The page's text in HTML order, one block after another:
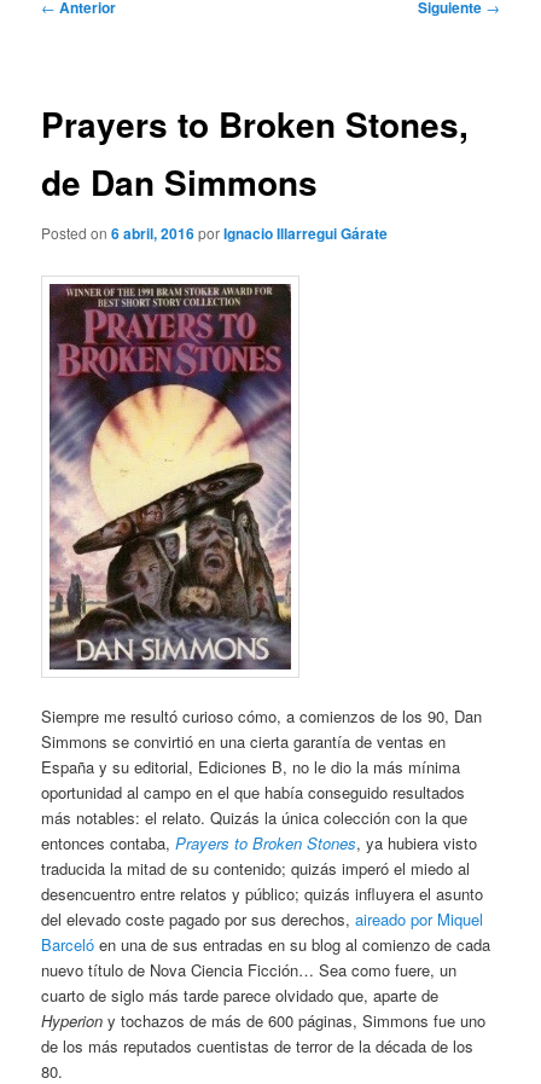
← Anterior Siguiente →
Prayers to Broken Stones,
de Dan Simmons
Posted on6 abril, 2016porIgnacio Illarregui Gárate
Siempre me resultó curioso cómo, a comienzos de los 90, Dan
Simmons se convirtió en una cierta garantía de ventas en
España y su editorial, Ediciones B, no le dio la más mínima
oportunidad al campo en el que había conseguido resultados
más notables: el relato. Quizás la única colección con la que
entonces contaba,Prayers to Broken Stones, ya hubiera visto
traducida la mitad de su contenido; quizás imperó el miedo al
desencuentro entre relatos y público; quizás influyera el asunto
del elevado coste pagado por sus derechos,aireado por Miquel
Barceló en una de sus entradas en su blog al comienzo de cada
nuevo título de Nova Ciencia Ficción… Sea como fuere, un
cuarto de siglo más tarde parece olvidado que, aparte de
Hyperion y tochazos de más de 600 páginas, Simmons fue uno
de los más reputados cuentistas de terror de la década de los
80.